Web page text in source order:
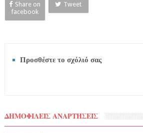
Share on
facebook
Tweet
Προσθέστε το σχόλιό σας
ΔΗΜΟΦΙΛΕΙΣ ΑΝΑΡΤΗΣΕΙΣ